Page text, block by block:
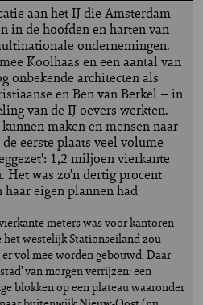
aan het IJ die Amsterdam
in de hoofden en harten van
ondernemingen.
Koolhaas en een aantal van
onbekende architecten als
en Ben van Berkel – in
van de IJ-oevers werkten.
maken en mensen naar
eerste plaats veel volume
1,2 miljoen vierkante
was zo’n dertig procent
eigen plannen had
meters was voor kantoren
het westelijk Stationseiland zou
vol mee worden gebouwd. Daar
van morgen verrijzen: een
blokken op een plateau waaronder